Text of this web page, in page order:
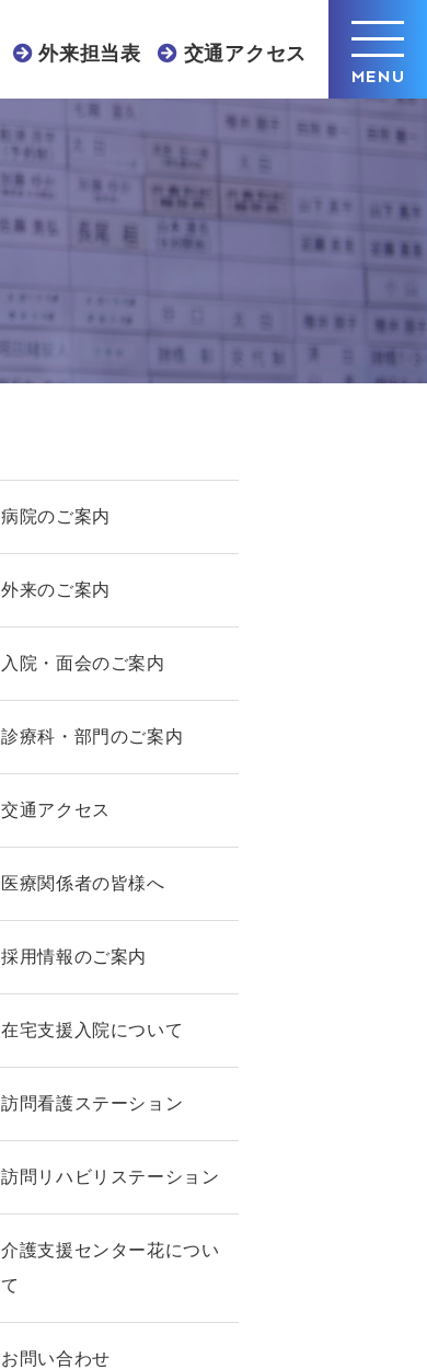
外来担当表 交通アクセス
MENU
病院のご案内
外来のご案内
入院・面会のご案内
診療科・部門のご案内
交通アクセス
医療関係者の皆様へ
採用情報のご案内
在宅支援入院について
訪問看護ステーション
訪問リハビリステーション
介護支援センター花につい
て
お問い合わせ